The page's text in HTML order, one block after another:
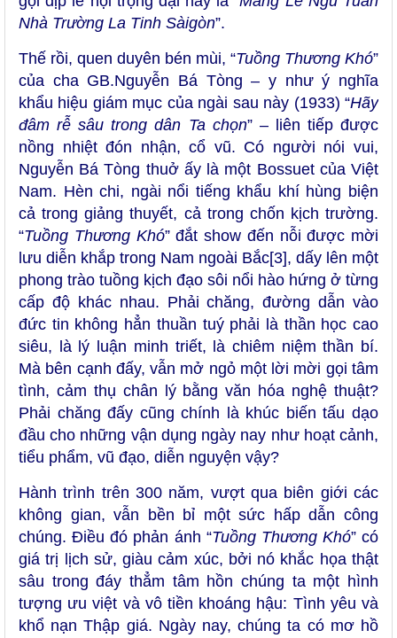
Nhà Trường La Tinh Sàigòn”.
Thế rồi, quen duyên bén mùi, “Tuồng Thương Khó”
của cha GB.Nguyễn Bá Tòng – y như ý nghĩa
khẩu hiệu giám mục của ngài sau này (1933) “Hãy
đâm rễ sâu trong dân Ta chọn” – liên tiếp được
nồng nhiệt đón nhận, cổ vũ. Có người nói vui,
Nguyễn Bá Tòng thuở ấy là một Bossuet của Việt
Nam. Hèn chi, ngài nổi tiếng khẩu khí hùng biện
cả trong giảng thuyết, cả trong chốn kịch trường.
“Tuồng Thương Khó” đắt show đến nỗi được mời
lưu diễn khắp trong Nam ngoài Bắc[3], dấy lên một
phong trào tuồng kịch đạo sôi nổi hào hứng ở từng
cấp độ khác nhau. Phải chăng, đường dẫn vào
đức tin không hẳn thuần tuý phải là thần học cao
siêu, là lý luận minh triết, là chiêm niệm thần bí.
Mà bên cạnh đấy, vẫn mở ngỏ một lời mời gọi tâm
tình, cảm thụ chân lý bằng văn hóa nghệ thuật?
Phải chăng đấy cũng chính là khúc biến tấu dạo
đầu cho những vận dụng ngày nay như hoạt cảnh,
tiểu phẩm, vũ đạo, diễn nguyện vậy?
Hành trình trên 300 năm, vượt qua biên giới các
không gian, vẫn bền bỉ một sức hấp dẫn công
chúng. Điều đó phản ánh “Tuồng Thương Khó” có
giá trị lịch sử, giàu cảm xúc, bởi nó khắc họa thật
sâu trong đáy thẳm tâm hồn chúng ta một hình
tượng ưu việt và vô tiền khoáng hậu: Tình yêu và
khổ nạn Thập giá. Ngày nay, chúng ta có mơ hồ